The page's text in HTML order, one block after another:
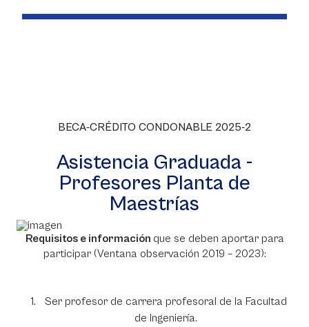
BECA-CRÉDITO CONDONABLE 2025-2
Asistencia Graduada -
Profesores Planta de
Maestrías
Requisitos e información que se deben aportar para
participar (Ventana observación 2019 – 2023):
Ser profesor de carrera profesoral de la Facultad
de Ingeniería.